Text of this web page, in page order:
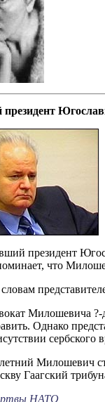
президент
что
Милошевича ?-
Однако
сербского
Милошевич
Гаагский
НАТО